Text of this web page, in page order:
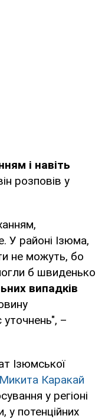
і навіть
розповів у
У районі Ізюма,
не можуть, бо
б швиденько
випадків
–
Ізюмської
Микита Каракай
у регіоні
у потенційних